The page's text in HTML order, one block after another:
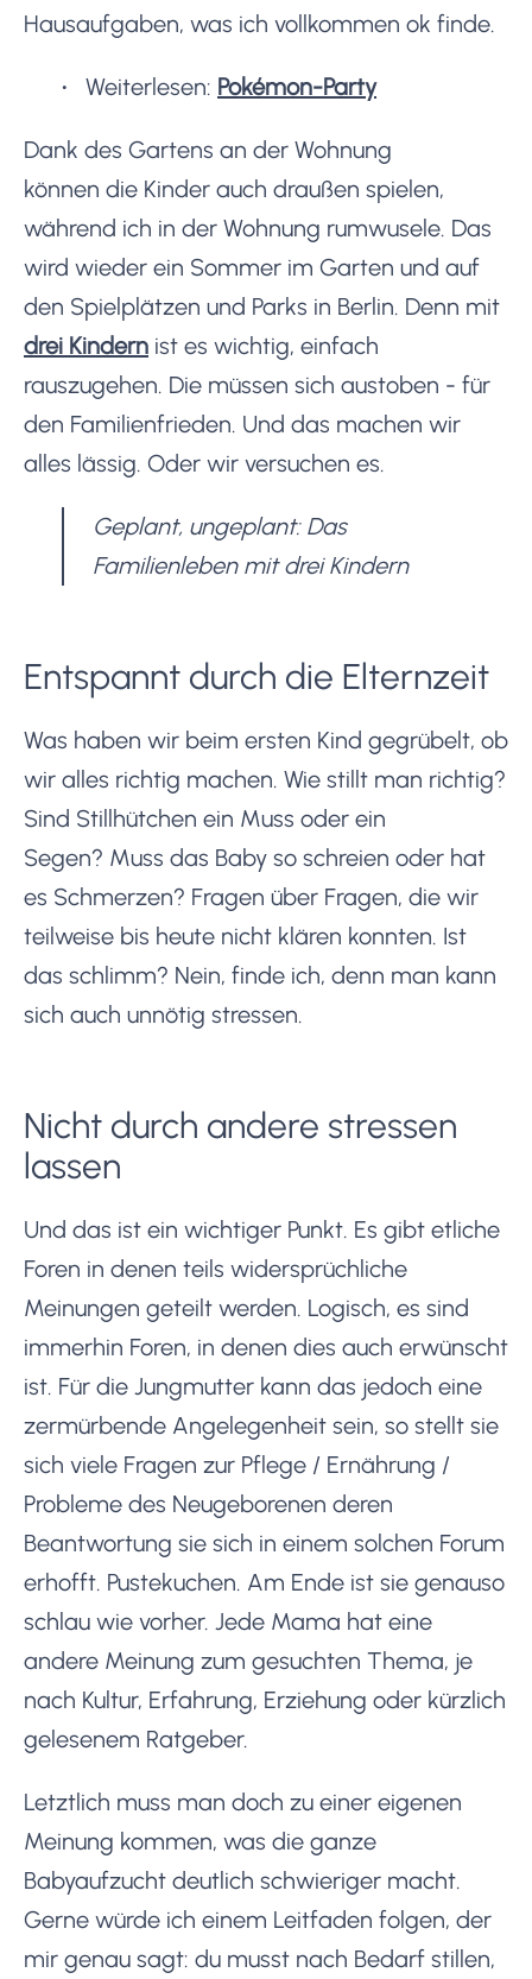
Hausaufgaben, was ich vollkommen ok finde.
Weiterlesen: Pokémon-Party
Dank des Gartens an der Wohnung
können die Kinder auch draußen spielen,
während ich in der Wohnung rumwusele. Das
wird wieder ein Sommer im Garten und auf
den Spielplätzen und Parks in Berlin. Denn mit
drei Kindern ist es wichtig, einfach
rauszugehen. Die müssen sich austoben - für
den Familienfrieden. Und das machen wir
alles lässig. Oder wir versuchen es.
Geplant, ungeplant: Das
Familienleben mit drei Kindern
Entspannt durch die Elternzeit
Was haben wir beim ersten Kind gegrübelt, ob
wir alles richtig machen. Wie stillt man richtig?
Sind Stillhütchen ein Muss oder ein
Segen? Muss das Baby so schreien oder hat
es Schmerzen? Fragen über Fragen, die wir
teilweise bis heute nicht klären konnten. Ist
das schlimm? Nein, finde ich, denn man kann
sich auch unnötig stressen.
Nicht durch andere stressen
lassen
Und das ist ein wichtiger Punkt. Es gibt etliche
Foren in denen teils widersprüchliche
Meinungen geteilt werden. Logisch, es sind
immerhin Foren, in denen dies auch erwünscht
ist. Für die Jungmutter kann das jedoch eine
zermürbende Angelegenheit sein, so stellt sie
sich viele Fragen zur Pflege / Ernährung /
Probleme des Neugeborenen deren
Beantwortung sie sich in einem solchen Forum
erhofft. Pustekuchen. Am Ende ist sie genauso
schlau wie vorher. Jede Mama hat eine
andere Meinung zum gesuchten Thema, je
nach Kultur, Erfahrung, Erziehung oder kürzlich
gelesenem Ratgeber.
Letztlich muss man doch zu einer eigenen
Meinung kommen, was die ganze
Babyaufzucht deutlich schwieriger macht.
Gerne würde ich einem Leitfaden folgen, der
mir genau sagt: du musst nach Bedarf stillen,